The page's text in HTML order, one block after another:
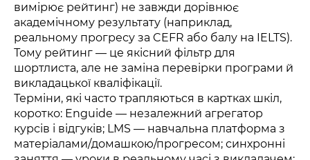
вимірює рейтинг) не завжди дорівнює
академічному результату (наприклад,
реальному прогресу за CEFR або балу на IELTS).
Тому рейтинг — це якісний фільтр для
шортлиста, але не заміна перевірки програми й
викладацької кваліфікації.
Терміни, які часто трапляються в картках шкіл,
коротко: Enguide — незалежний агрегатор
курсів і відгуків; LMS — навчальна платформа з
матеріалами/домашкою/прогресом; синхронні